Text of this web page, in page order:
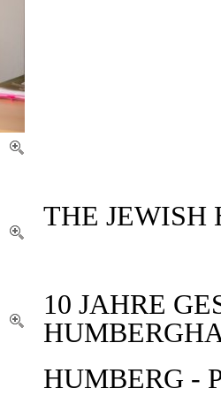
THE JEWISH
10 JAHRE
HUMBERG -